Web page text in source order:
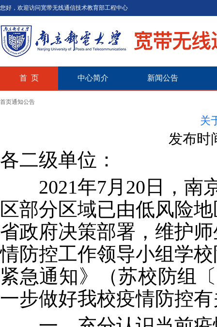
您好，欢迎访问宽带无线通信技术教育部工程中心
首 页 中心简介 新闻公告
首页通知公告
关
发布时
各二级单位：
2021年7月20日，南
区部分区域已由低风险
省政府决策部署，维护
情防控工作领导小组学
紧急通知》（苏校防组
一步做好我校疫情防控